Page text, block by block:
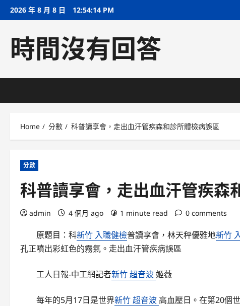
Skip2026 年 8 月 8 日 12:54:15 PM
時間沒有回答
Home 分數 科普讀享會，走出血汗管疾森和診所體檢病誤區
分數
科普讀享會，走出血汗管疾森
admin 4 個月 ago 1 minute read 0 comments
原題目：科新竹 入職健檢普讀享會，林天秤優雅地新竹
孔正噴出彩虹色的霧氣。走出血汗管疾病誤區
工人日報-中工網記者新竹 超音波姬薇
每年的5月17日是世界新竹 超音波 高血壓日。在第20個